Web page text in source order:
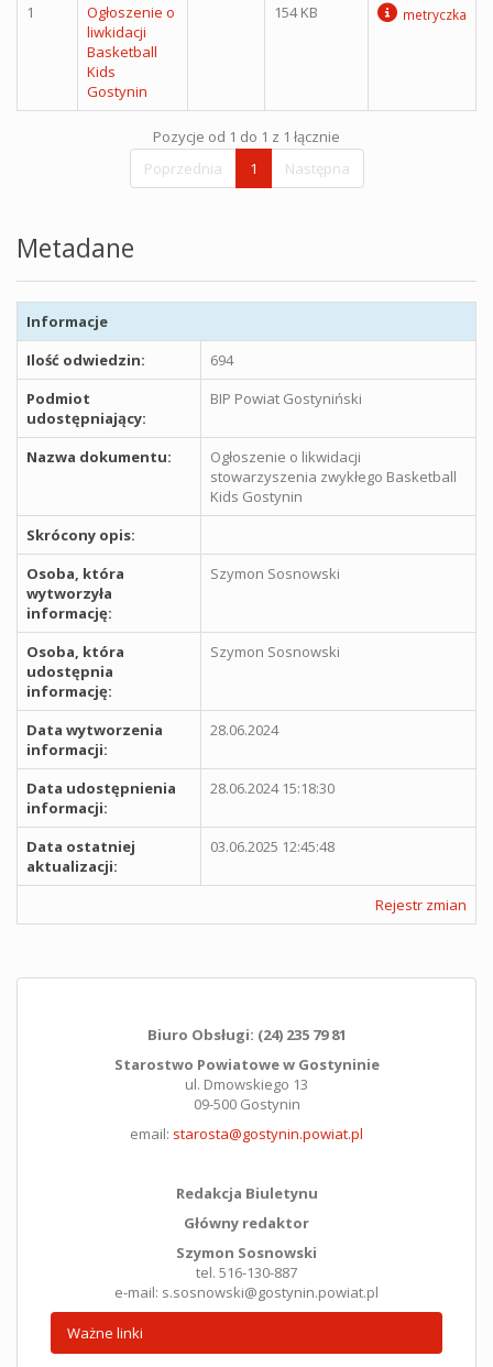
1
Ogłoszenie o
liwkidacji
Basketball
Kids
Gostynin
154 KB metryczka
Pozycje od 1 do 1 z 1 łącznie
Poprzednia
1 Następna
Metadane
Informacje
Ilość odwiedzin:
694
Podmiot
udostępniający:
BIP Powiat Gostyniński
Nazwa dokumentu:
Ogłoszenie o likwidacji
stowarzyszenia zwykłego Basketball
Kids Gostynin
Skrócony opis:
Osoba, która
wytworzyła
informację:
Szymon Sosnowski
Osoba, która
udostępnia
informację:
Szymon Sosnowski
Data wytworzenia
informacji:
28.06.2024
Data udostępnienia
informacji:
28.06.2024 15:18:30
Data ostatniej
aktualizacji:
03.06.2025 12:45:48
Rejestr zmian
Biuro Obsługi: (24) 235 79 81
Starostwo Powiatowe w Gostyninie
ul. Dmowskiego 13
09-500 Gostynin
email: starosta@gostynin.powiat.pl
Redakcja Biuletynu
Główny redaktor
Szymon Sosnowski
tel. 516-130-887
e-mail: s.sosnowski@gostynin.powiat.pl
Ważne linki